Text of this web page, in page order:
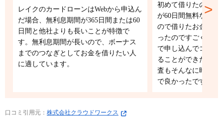
レイクのカードローンはWebから申込ん
だ場合、無利息期間が365日間または60
日間と他社よりも長いことが特徴で
す。無利息期間が長いので、ボーナス
までのつなぎとしてお金を借りたい人
に適しています。
初めて借りたのです
が60日間無料なので
ので借りたお金だけ
ったのですごく助か
で申し込んでコンビ
ることができたので
査もそんなに時間が
で良かったです。
口コミ引用元： 株式会社クラウドワークス